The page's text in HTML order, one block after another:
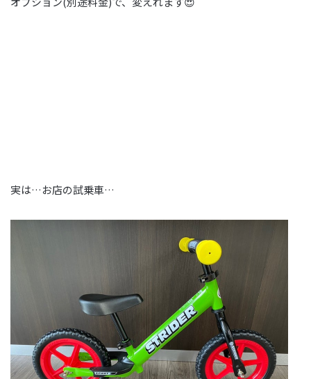
実は…お店の試乗車…